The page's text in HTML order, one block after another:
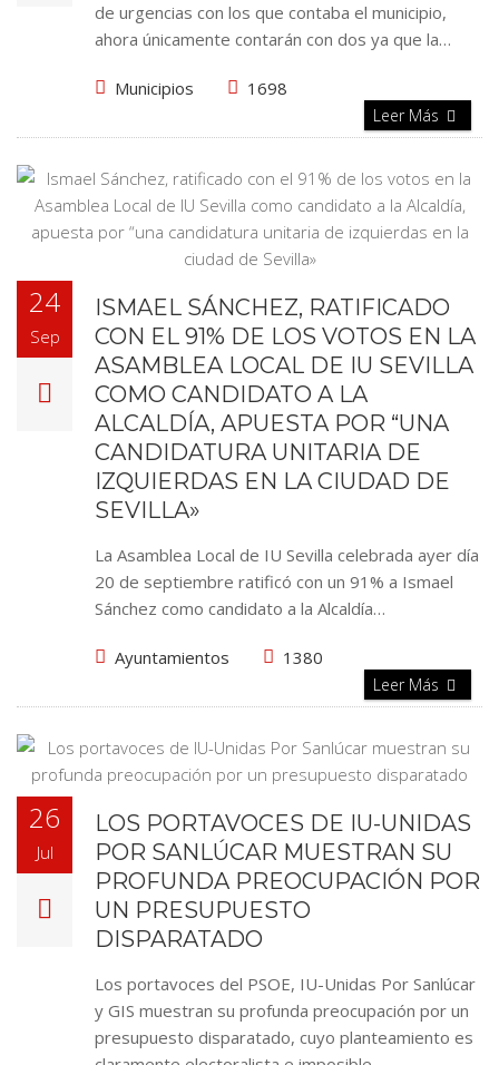
de urgencias con los que contaba el municipio,
ahora únicamente contarán con dos ya que la…
Municipios 1698
Leer Más
24
Sep
ISMAEL SÁNCHEZ, RATIFICADO
CON EL 91% DE LOS VOTOS EN LA
ASAMBLEA LOCAL DE IU SEVILLA
COMO CANDIDATO A LA
ALCALDÍA, APUESTA POR “UNA
CANDIDATURA UNITARIA DE
IZQUIERDAS EN LA CIUDAD DE
SEVILLA»
La Asamblea Local de IU Sevilla celebrada ayer día
20 de septiembre ratificó con un 91% a Ismael
Sánchez como candidato a la Alcaldía…
Ayuntamientos 1380
Leer Más
26
Jul
LOS PORTAVOCES DE IU-UNIDAS
POR SANLÚCAR MUESTRAN SU
PROFUNDA PREOCUPACIÓN POR
UN PRESUPUESTO
DISPARATADO
Los portavoces del PSOE, IU-Unidas Por Sanlúcar
y GIS muestran su profunda preocupación por un
presupuesto disparatado, cuyo planteamiento es